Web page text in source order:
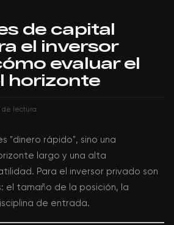
de capital
el inversor
evaluar el
horizonte
de lectura
"dinero rápido", sino una
largo y una alta
Para el inversor privado son
el tamaño de la posición, la
de entrada.